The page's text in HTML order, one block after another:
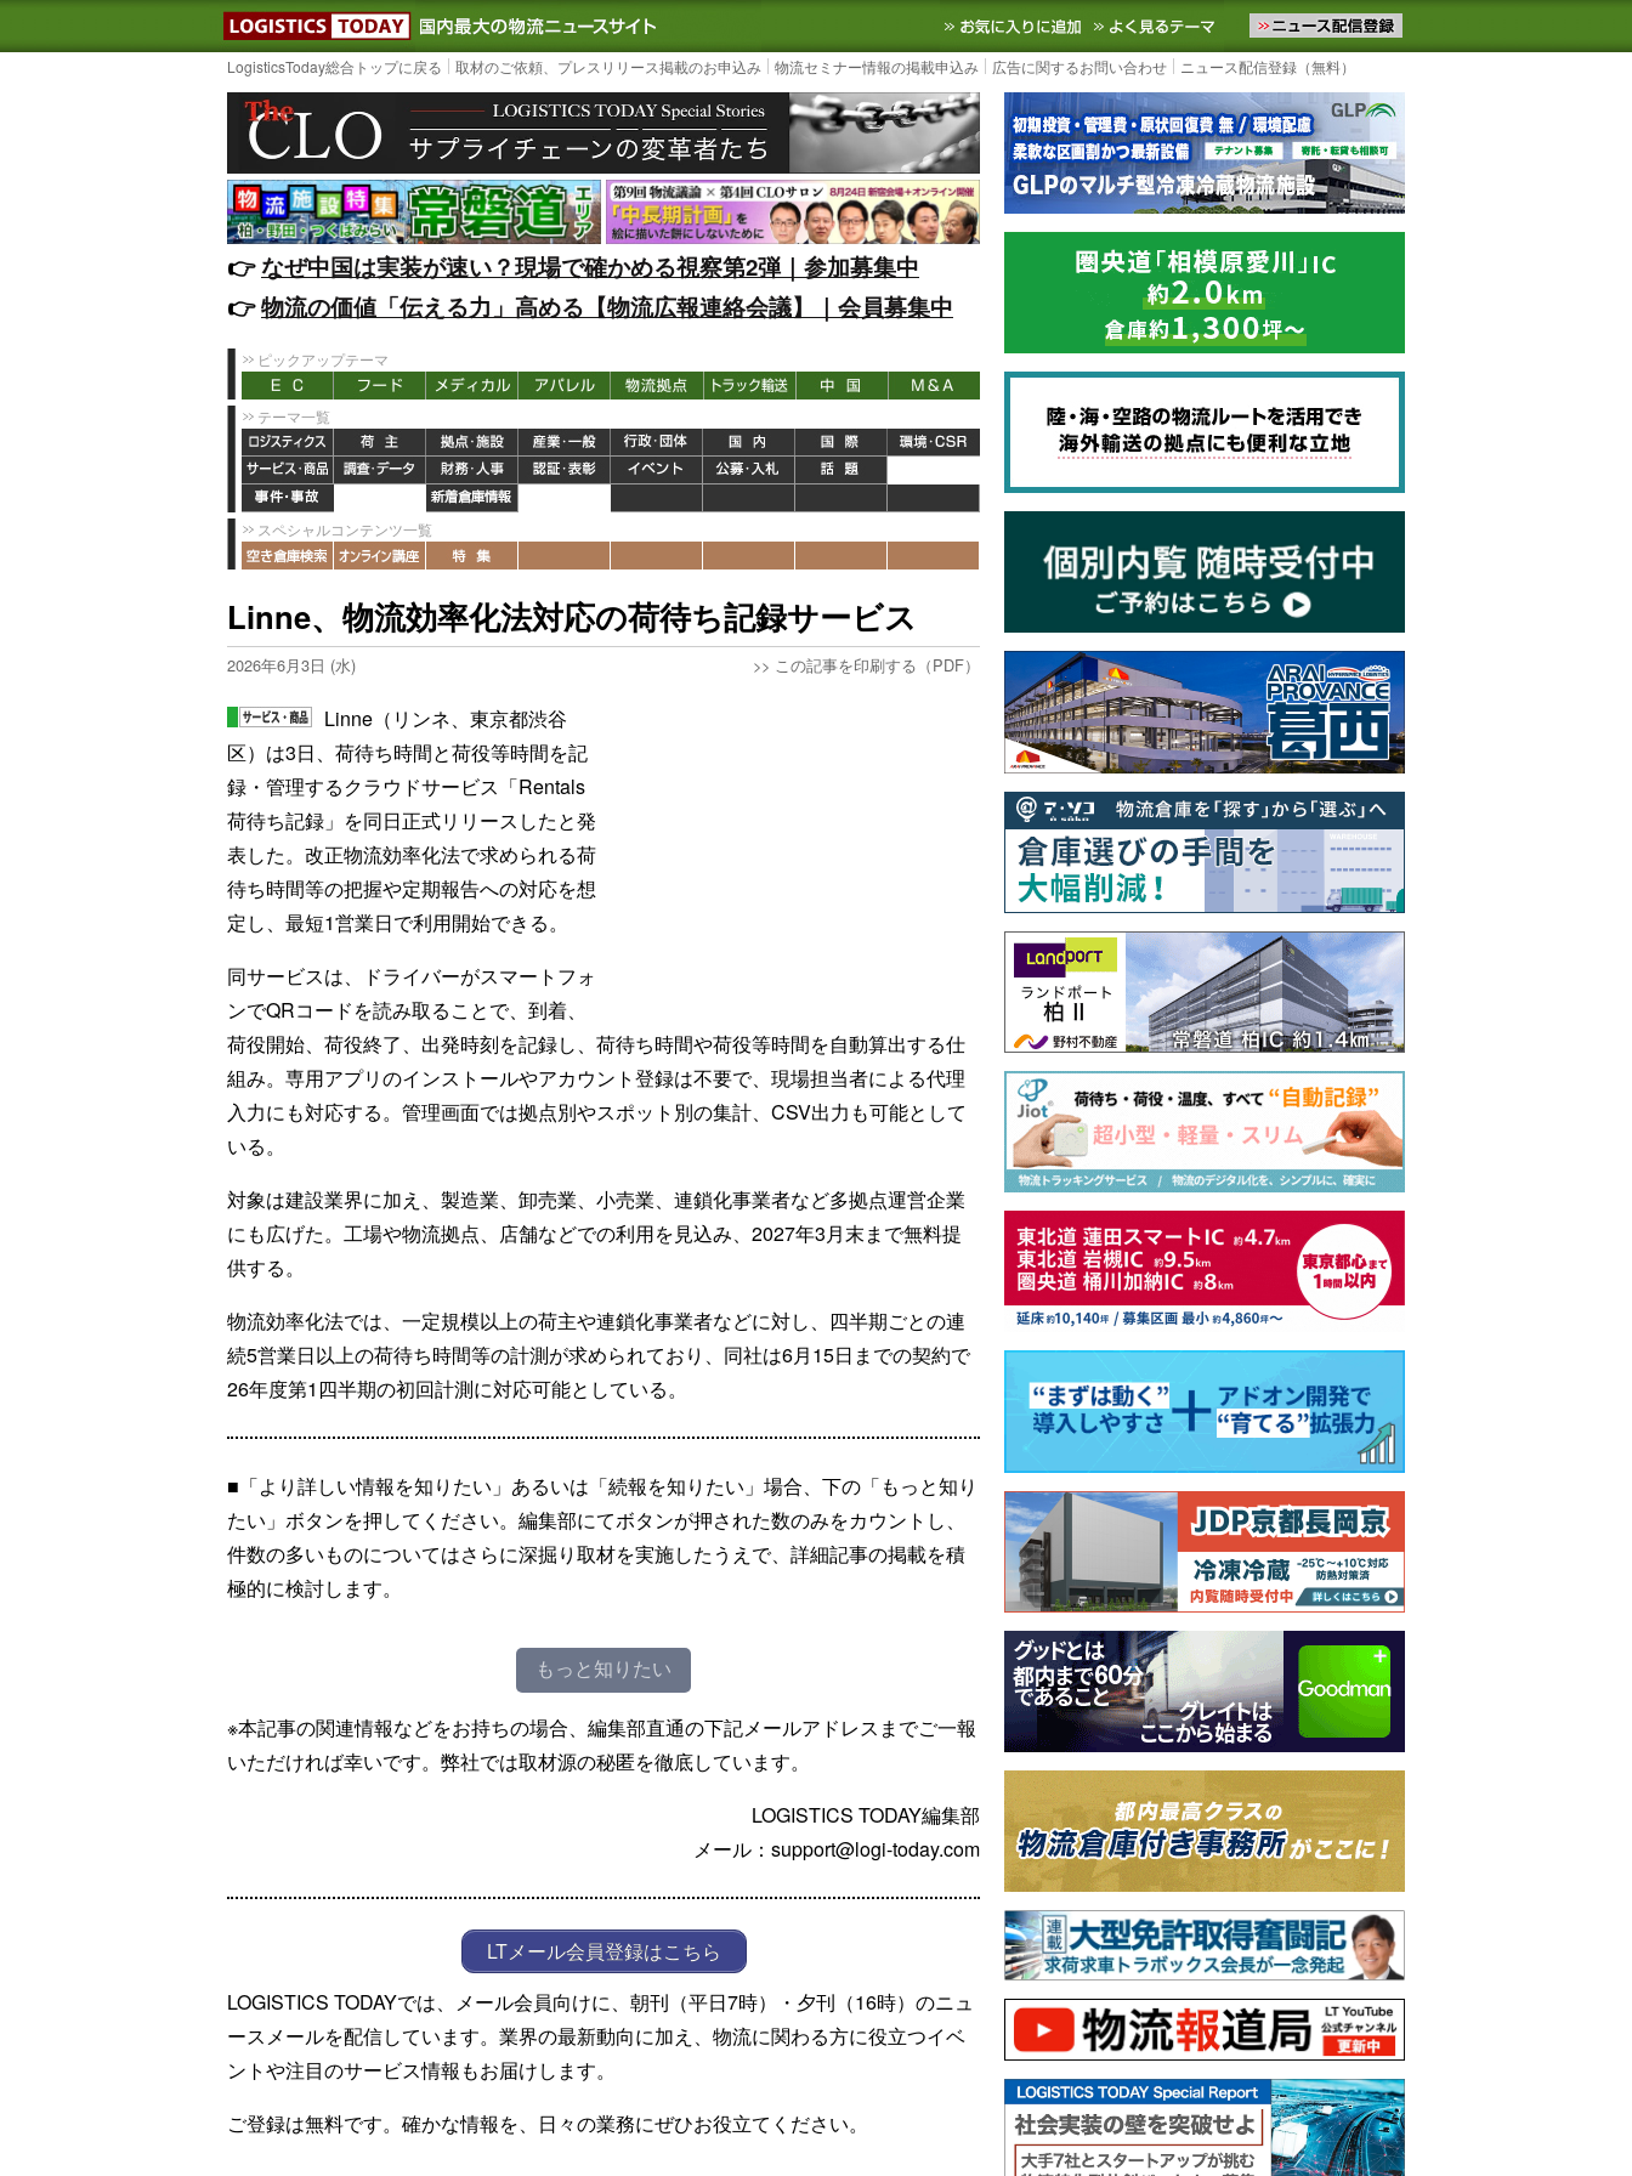
LOGISTICS TODAY｜国内最大の物流ニュースサイト3PL, SCMなど国内外の最新の物流ニュースをお届けします。物流ニュースメール配信を登録す
お気に入りに追加 よく見るテーマ
LogisticsToday総合トップに戻る 取材のご依頼、プレスリリース掲載のお申込み 物流セミナー情報の掲載申込み 広告に関するお問い合わせ ニュース配信登録（無料）
👉️なぜ中国は実装が速い？現場で確かめる視察第2弾｜参加募集中
👉️物流の価値「伝える力」高める【物流広報連絡会議】｜会員募集中
ピックアップテーマ
テーマ一覧
スペシャルコンテンツ一覧
Linne、物流効率化法対応の荷待ち記録サービス
2026年6月3日 (水) >> この記事を印刷する（PDF）
Linne（リンネ、東京都渋谷
区）は3日、荷待ち時間と荷役等時間を記
録・管理するクラウドサービス「Rentals
荷待ち記録」を同日正式リリースしたと発
表した。改正物流効率化法で求められる荷
待ち時間等の把握や定期報告への対応を想
定し、最短1営業日で利用開始できる。
同サービスは、ドライバーがスマートフォ
ンでQRコードを読み取ることで、到着、
荷役開始、荷役終了、出発時刻を記録し、荷待ち時間や荷役等時間を自動算出する仕
組み。専用アプリのインストールやアカウント登録は不要で、現場担当者による代理
入力にも対応する。管理画面では拠点別やスポット別の集計、CSV出力も可能として
いる。
対象は建設業界に加え、製造業、卸売業、小売業、連鎖化事業者など多拠点運営企業
にも広げた。工場や物流拠点、店舗などでの利用を見込み、2027年3月末まで無料提
供する。
物流効率化法では、一定規模以上の荷主や連鎖化事業者などに対し、四半期ごとの連
続5営業日以上の荷待ち時間等の計測が求められており、同社は6月15日までの契約で
26年度第1四半期の初回計測に対応可能としている。
■「より詳しい情報を知りたい」あるいは「続報を知りたい」場合、下の「もっと知り
たい」ボタンを押してください。編集部にてボタンが押された数のみをカウントし、
件数の多いものについてはさらに深掘り取材を実施したうえで、詳細記事の掲載を積
極的に検討します。
もっと知りたい
※本記事の関連情報などをお持ちの場合、編集部直通の下記メールアドレスまでご一報
いただければ幸いです。弊社では取材源の秘匿を徹底しています。
LOGISTICS TODAY編集部
メール：support@logi-today.com
LTメール会員登録はこちら
LOGISTICS TODAYでは、メール会員向けに、朝刊（平日7時）・夕刊（16時）のニュ
ースメールを配信しています。業界の最新動向に加え、物流に関わる方に役立つイベ
ントや注目のサービス情報もお届けします。
ご登録は無料です。確かな情報を、日々の業務にぜひお役立てください。